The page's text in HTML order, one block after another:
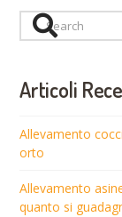
Search
Articoli
Allevamento
orto
Allevamento
quanto si